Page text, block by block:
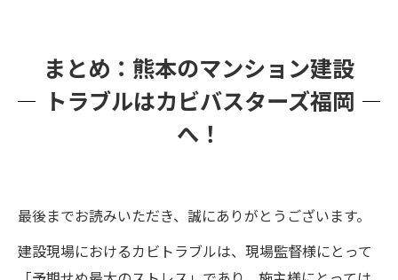
まとめ：熊本のマンション建設
トラブルはカビバスターズ福岡
へ！
最後までお読みいただき、誠にありがとうございます。
建設現場におけるカビトラブルは、現場監督様にとって